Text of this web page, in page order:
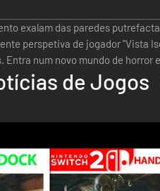
exalam das paredes
perspetiva de jogador "Vista
Entra num novo mundo de horror
de Jogos